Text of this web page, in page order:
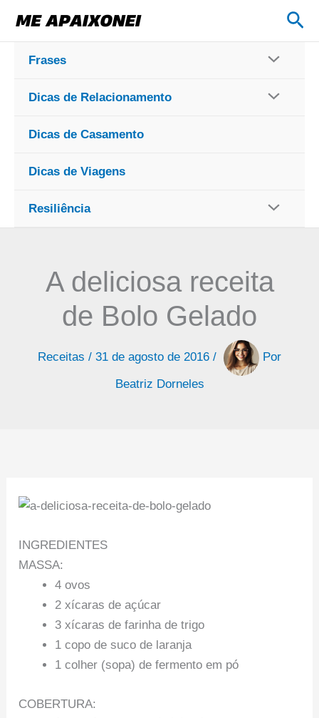
para
conteúdo
Frases
Dicas de Relacionamento
Dicas de Casamento
Dicas de Viagens
Resiliência
A deliciosa receita
de Bolo Gelado
Receitas / 31 de agosto de 2016 /
Por
Beatriz Dorneles
INGREDIENTES
MASSA:
4 ovos
2 xícaras de açúcar
3 xícaras de farinha de trigo
1 copo de suco de laranja
1 colher (sopa) de fermento em pó
COBERTURA: